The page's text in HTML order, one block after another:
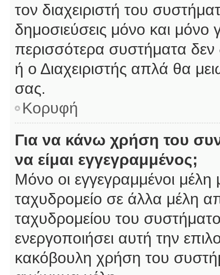
τον διαχειριστή του
δημοσιεύσεις μόνο και
περισσότερα συστήματα δεν
ή ο Διαχειριστής απλά θα
σας.
Κορυφή
Για να κάνω χρήση του
να είμαι εγγεγραμμένος;
Μόνο οι εγγεγραμμένοι
ταχυδρομείο σε άλλα μέλη
ταχυδρομείου του
ενεργοποιήσει αυτή την
κακόβουλη χρήση του